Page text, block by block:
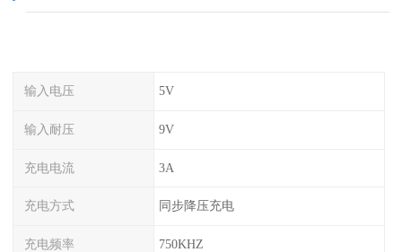
输入电压 5V
输入耐压 9V
充电电流 3A
充电方式 同步降压充电
充电频率 750KHZ